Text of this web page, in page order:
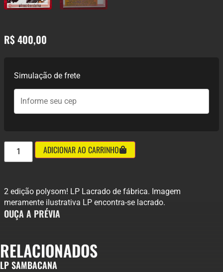
R$400,00
Simulação de frete
ADICIONAR AO CARRINHO
2 edição polysom! LP Lacrado de fábrica. Imagem
meramente ilustrativa LP encontra-se lacrado.
OUÇA A PRÉVIA
RELACIONADOS
LP SAMBACANA